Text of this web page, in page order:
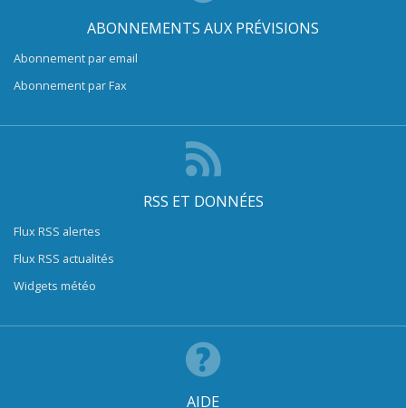
ABONNEMENTS AUX PRÉVISIONS
Abonnement par email
Abonnement par Fax
RSS ET DONNÉES
Flux RSS alertes
Flux RSS actualités
Widgets météo
AIDE